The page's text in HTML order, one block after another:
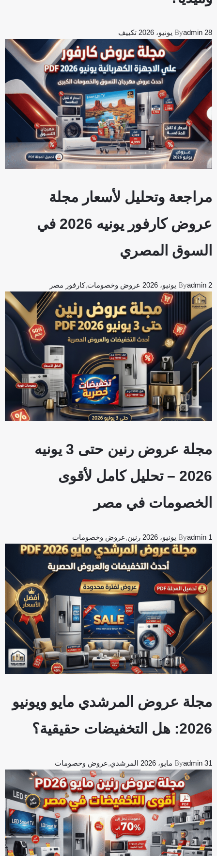
Byadmin 28 يونيو، 2026 تكييف
مراجعة وتحليل لأسعار مجلة
عروض كارفور يونيه 2026 في
السوق المصري
Byadmin 2 يونيو، 2026 عروض وخصومات,كارفور مصر
مجلة عروض رنين حتى 3 يونيه
2026 – تحليل كامل لأقوى
الخصومات في مصر
Byadmin 1 يونيو، 2026 رنين,عروض وخصومات
مجلة عروض المرشدي مايو ويونيو
2026: هل التخفيضات حقيقية؟
Byadmin 31 مايو، 2026 المرشدي,عروض وخصومات